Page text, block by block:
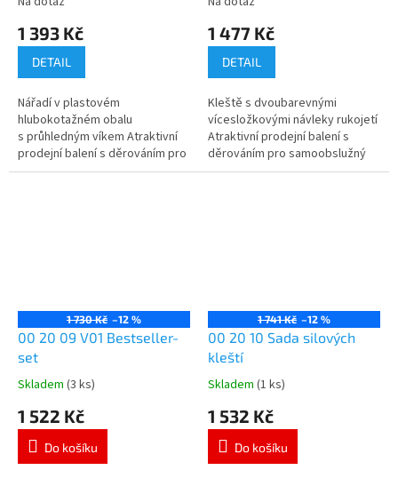
1 393 Kč
DETAIL
Nářadí v plastovém
hlubokotažném obalu
s průhledným víkem Atraktivní
prodejní balení s děrováním pro
samoobslužný prodej Rozměry
1 477 Kč
DETAIL
Kleště s dvoubarevnými
vícesložkovými návleky rukojetí
Atraktivní prodejní balení s
děrováním pro samoobslužný
prodej Nářadí v plastovém
1 730 Kč –12 %
00 20 09 V01 Bestseller-
set
Skladem (3 ks)
1 522 Kč
Do košíku
1 741 Kč –12 %
00 20 10 Sada silových
kleští
Skladem (1 ks)
1 532 Kč
Do košíku